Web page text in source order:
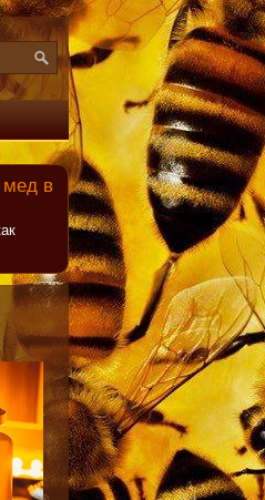
мед в